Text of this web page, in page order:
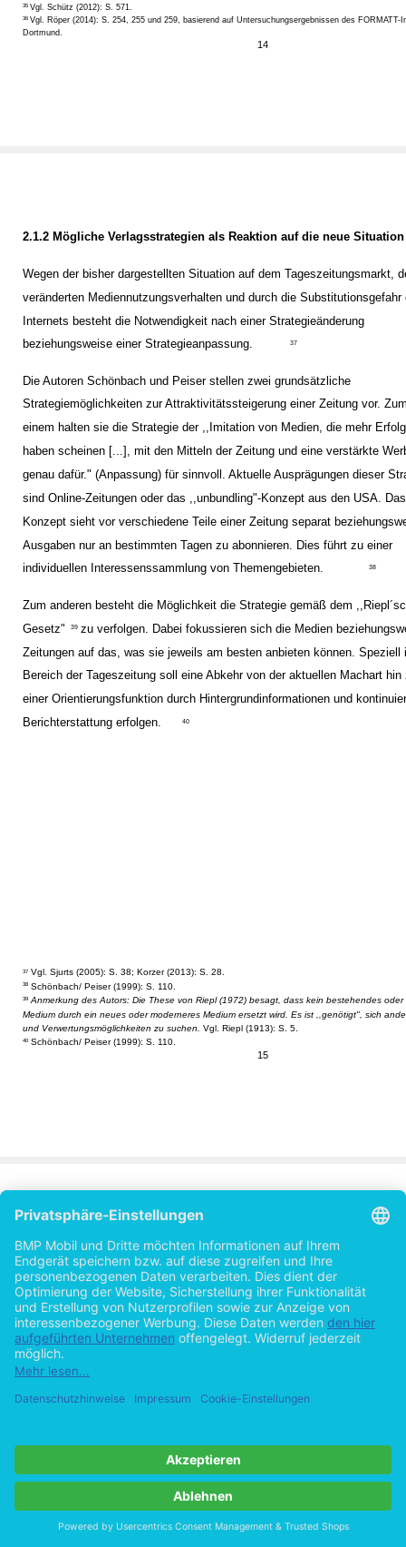
14
35 Vgl. Schütz (2012): S. 571.
36 Vgl. Röper (2014): S. 254, 255 und 259, basierend auf Untersuchungsergebnissen des FORMATT-
Dortmund.
15
2.1.2 Mögliche Verlagsstrategien als Reaktion auf die neue Situation
Wegen der bisher dargestellten Situation auf dem Tageszeitungsmarkt,
veränderten Mediennutzungsverhalten und durch die Substitutionsgefahr
Internets besteht die Notwendigkeit nach einer Strategieänderung
beziehungsweise einer Strategieanpassung.
37
Die Autoren Schönbach und Peiser stellen zwei grundsätzliche
Strategiemöglichkeiten zur Attraktivitätssteigerung einer Zeitung vor.
einem halten sie die Strategie der ,,Imitation von Medien, die mehr
haben scheinen [...], mit den Mitteln der Zeitung und eine verstärkte
genau dafür." (Anpassung) für sinnvoll. Aktuelle Ausprägungen dieser
sind Online-Zeitungen oder das ,,unbundling"-Konzept aus den USA. Das
Konzept sieht vor verschiedene Teile einer Zeitung separat
Ausgaben nur an bestimmten Tagen zu abonnieren. Dies führt zu einer
individuellen Interessenssammlung von Themengebieten.
38
Zum anderen besteht die Möglichkeit die Strategie gemäß dem
Gesetz"
39 zu verfolgen. Dabei fokussieren sich die Medien
Zeitungen auf das, was sie jeweils am besten anbieten können. Speziell
Bereich der Tageszeitung soll eine Abkehr von der aktuellen Machart hin
einer Orientierungsfunktion durch Hintergrundinformationen und
Berichterstattung erfolgen.
40
37 Vgl. Sjurts (2005): S. 38; Korzer (2013): S. 28.
38 Schönbach/ Peiser (1999): S. 110.
39 Anmerkung des Autors: Die These von Riepl (1972) besagt, dass kein bestehendes oder
Medium durch ein neues oder moderneres Medium ersetzt wird. Es ist ,,genötigt", sich
und Verwertungsmöglichkeiten zu suchen.
Vgl. Riepl (1913): S. 5.
40 Schönbach/ Peiser (1999): S. 110.
Der erste Strategietyp der Anpassung wird von den Autoren Sjurts und
Büsching priorisiert.
Die Autorin Sjurts stellt klar, dass sich die Tageszeitungsverlage derzeit
Wettbewerbsentwicklung befinden, in der sie sich zwischen
oder Diversifikation entscheiden sollten. Im Fall der Produktentwicklung
die Verlage versuchen mittels Produktvariationen neue
und Kunden zu erreichen. Das bekannteste Beispiel ist die Einführung
publizistische Diversifikation"
42 ) beschreibt die Bemühungen der
Geschäftsmodelle umzusetzen. Dazu gehören Buch- beziehungsweise
Kollektionen oder die Betreibung journalistisch-fremder Geschäftsfelder,